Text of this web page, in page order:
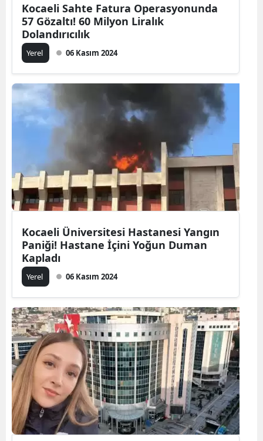
Kocaeli Sahte Fatura Operasyonunda
57 Gözaltı! 60 Milyon Liralık
Dolandırıcılık
Yerel 06 Kasım 2024
Kocaeli Üniversitesi Hastanesi Yangın
Paniği! Hastane İçini Yoğun Duman
Kapladı
Yerel 06 Kasım 2024